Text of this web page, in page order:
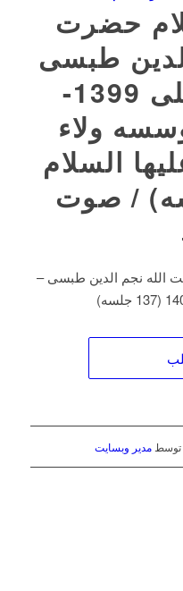
حضرت
طبسی
– سال تحصیلی 1399-
موسسه ولاء
السلام
نجم الدین طبسی –
توسطمدیر وبسایت